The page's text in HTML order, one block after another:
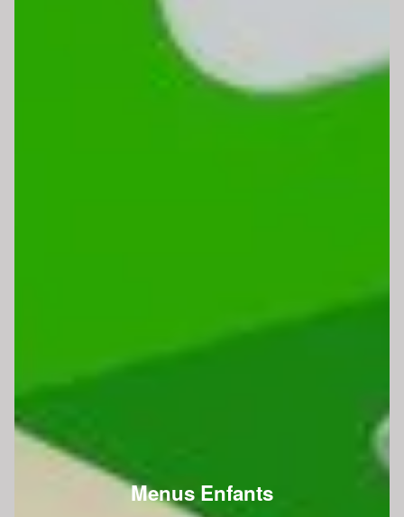
Menus Enfants